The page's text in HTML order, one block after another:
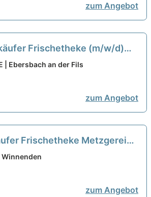
zum Angebot
Frischetheke (m/w/d)
| Ebersbach an der Fils
zum Angebot
Frischetheke Metzgerei
d) neu
Winnenden
zum Angebot